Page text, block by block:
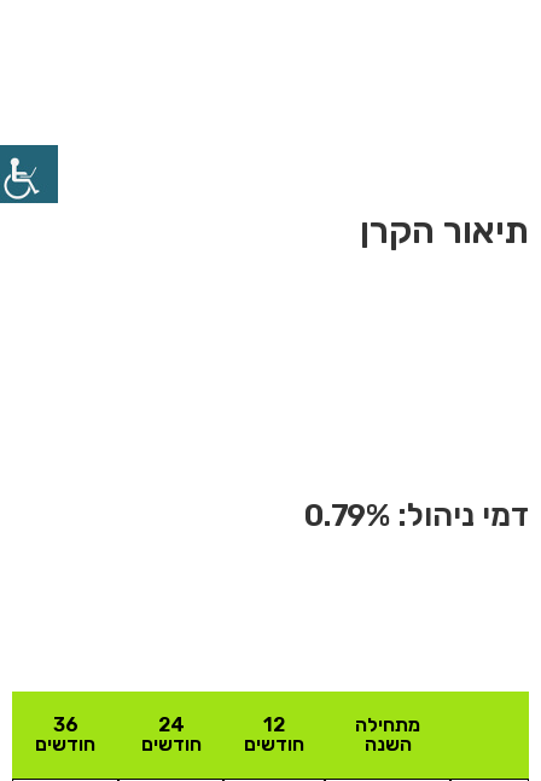
תיאור הקרן
דמי ניהול: 0.79%
מתחילה
השנה
12
חודשים
24
חודשים
36
חודשים